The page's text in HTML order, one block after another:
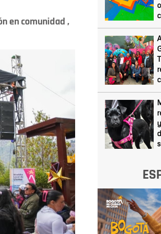
en comunidad ,